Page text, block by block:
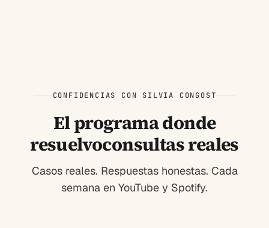
CONFIDENCIAS CON SILVIA CONGOST
El programa donde
resuelvoconsultas reales
Casos reales. Respuestas honestas. Cada
semana en YouTube y Spotify.